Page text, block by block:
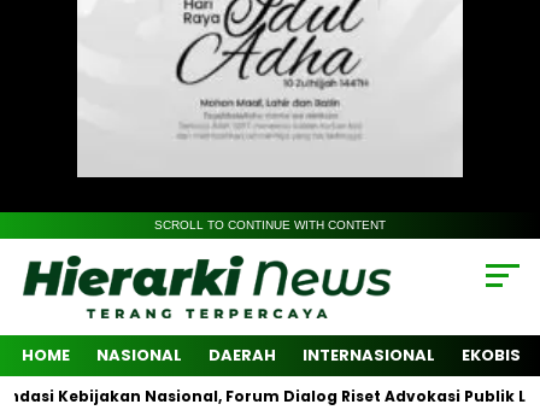
SCROLL TO CONTINUE WITH CONTENT
HOME NASIONAL DAERAH INTERNASIONAL EKOBIS
Kebijakan Nasional, Forum Dialog Riset Advokasi Publik